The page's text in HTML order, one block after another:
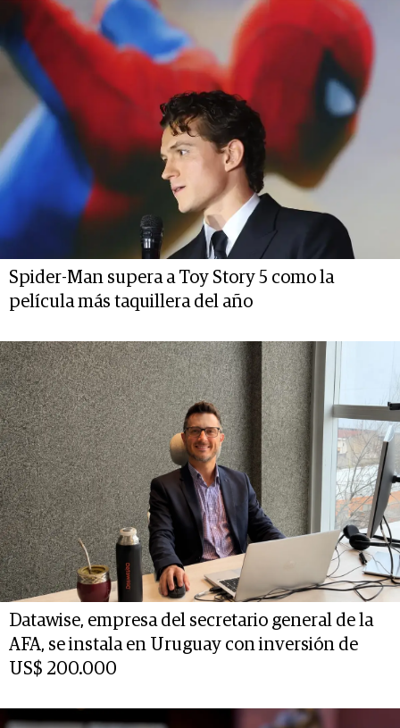
Spider-Man supera a Toy Story 5 como la
película más taquillera del año
Datawise, empresa del secretario general de la
AFA, se instala en Uruguay con inversión de
US$ 200.000